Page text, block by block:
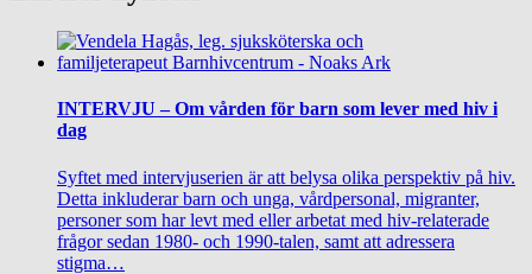
INTERVJU – Om vården för barn som lever med hiv i
dag
Syftet med intervjuserien är att belysa olika perspektiv på hiv.
Detta inkluderar barn och unga, vårdpersonal, migranter,
personer som har levt med eller arbetat med hiv-relaterade
frågor sedan 1980- och 1990-talen, samt att adressera
stigma…